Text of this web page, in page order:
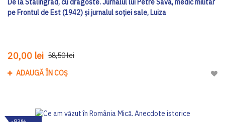
De la Stalingrad, cu dragoste. Jurnalul lui Petre Sava, medic militar
pe Frontul de Est (1942) și jurnalul soției sale, Luiza
20,00 lei 58,50 lei
ADAUGĂ ÎN COȘ